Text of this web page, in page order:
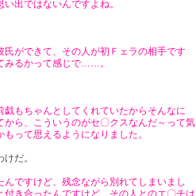
出ではないんですよね。
氏ができて、その人が初Ｆェラの相手です
みるかって感じで……。
戯もちゃんとしてくれていたからそんなに
から、こういうのがセ〇クスなんだ～って気
って思えるようになりました。
だ。
ですけど、残念ながら別れてしまいまし
き合ったんですけど、その人とのエ〇チは